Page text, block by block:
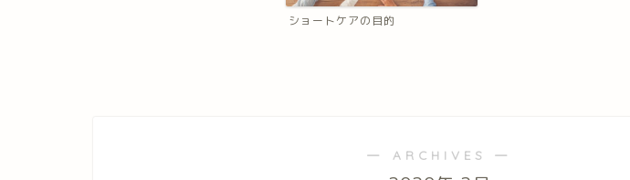
ショートケアの目的
― ARCHIVES ―